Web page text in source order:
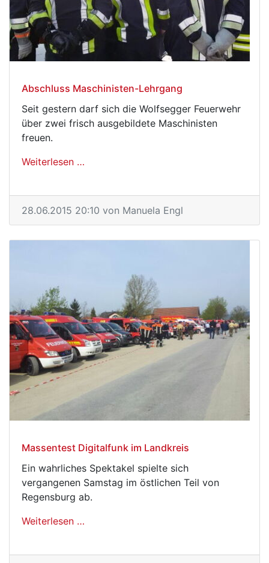
Abschluss Maschinisten-Lehrgang
Seit gestern darf sich die Wolfsegger Feuerwehr
über zwei frisch ausgebildete Maschinisten
freuen.
Weiterlesen …
28.06.2015 20:10 von Manuela Engl
Massentest Digitalfunk im Landkreis
Ein wahrliches Spektakel spielte sich
vergangenen Samstag im östlichen Teil von
Regensburg ab.
Weiterlesen …